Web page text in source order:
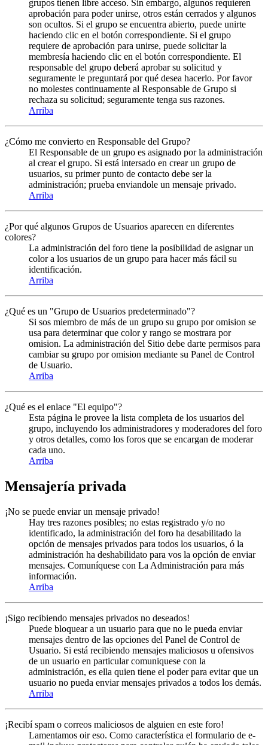
grupos tienen libre acceso. Sin embargo, algunos requieren
aprobación para poder unirse, otros están cerrados y algunos
son ocultos. Si el grupo se encuentra abierto, puede unirte
haciendo clic en el botón correspondiente. Si el grupo
requiere de aprobación para unirse, puede solicitar la
membresía haciendo clic en el botón correspondiente. El
responsable del grupo deberá aprobar su solicitud y
seguramente le preguntará por qué desea hacerlo. Por favor
no molestes continuamente al Responsable de Grupo si
rechaza su solicitud; seguramente tenga sus razones.
Arriba
¿Cómo me convierto en Responsable del Grupo?
El Responsable de un grupo es asignado por la administración
al crear el grupo. Si está intersado en crear un grupo de
usuarios, su primer punto de contacto debe ser la
administración; prueba enviandole un mensaje privado.
Arriba
¿Por qué algunos Grupos de Usuarios aparecen en diferentes
colores?
La administración del foro tiene la posibilidad de asignar un
color a los usuarios de un grupo para hacer más fácil su
identificación.
Arriba
¿Qué es un "Grupo de Usuarios predeterminado"?
Si sos miembro de más de un grupo su grupo por omision se
usa para determinar que color y rango se mostrara por
omision. La administración del Sitio debe darte permisos para
cambiar su grupo por omision mediante su Panel de Control
de Usuario.
Arriba
¿Qué es el enlace "El equipo"?
Esta página le provee la lista completa de los usuarios del
grupo, incluyendo los administradores y moderadores del foro
y otros detalles, como los foros que se encargan de moderar
cada uno.
Arriba
Mensajería privada
¡No se puede enviar un mensaje privado!
Hay tres razones posibles; no estas registrado y/o no
identificado, la administración del foro ha desabilitado la
opción de mensajes privados para todos los usuarios, ó la
administración ha deshabilidato para vos la opción de enviar
mensajes. Comuníquese con La Administración para más
información.
Arriba
¡Sigo recibiendo mensajes privados no deseados!
Puede bloquear a un usuario para que no le pueda enviar
mensajes dentro de las opciones del Panel de Control de
Usuario. Si está recibiendo mensajes maliciosos u ofensivos
de un usuario en particular comuniquese con la
administración, es ella quien tiene el poder para evitar que un
usuario no pueda enviar mensajes privados a todos los demás.
Arriba
¡Recibí spam o correos maliciosos de alguien en este foro!
Lamentamos oir eso. Como característica el formulario de e-